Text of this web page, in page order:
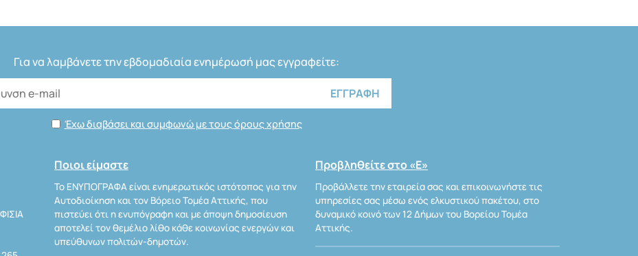
Για να λαμβάνετε την εβδομαδιαία ενημέρωσή μας εγγραφείτε:
Έχω διαβάσει και συμφωνώ με τους όρους χρήσης
Ποιοι είμαστε
Το ΕΝΥΠΟΓΡΑΦΑ είναι ενημερωτικός ιστότοπος για την
Αυτοδιοίκηση και τον Βόρειο Τομέα Αττικής, που
πιστεύει ότι η ενυπόγραφη και με άποψη δημοσίευση
αποτελεί τον θεμέλιο λίθο κάθε κοινωνίας ενεργών και
υπεύθυνων πολιτών-δημοτών.
Προβληθείτε στο «Ε»
Προβάλλετε την εταιρεία σας και επικοινωνήστε τις
υπηρεσίες σας μέσω ενός ελκυστικού πακέτου, στο
δυναμικό κοινό των 12 Δήμων του Βορείου Τομέα
Αττικής.